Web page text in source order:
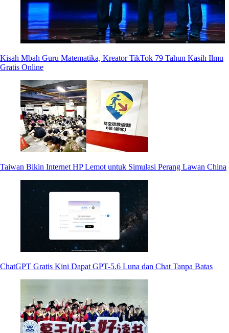
Kisah Mbah Guru Matematika, Kreator TikTok 79 Tahun Kasih Ilmu
Gratis Online
Taiwan Bikin Internet HP Lemot untuk Simulasi Perang Lawan China
ChatGPT Gratis Kini Dapat GPT-5.6 Luna dan Chat Tanpa Batas